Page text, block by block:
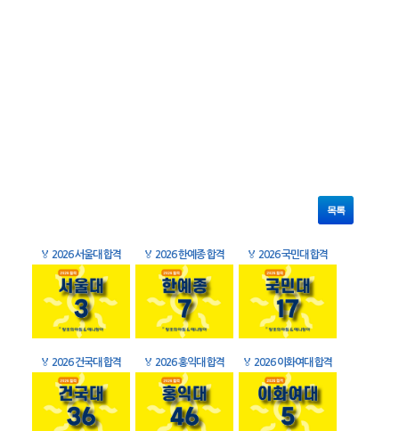
목록
🏅 2026 서울대 합격 🏅 2026 한예종 합격 🏅 2026 국민대 합격
🏅 2026 건국대 합격 🏅 2026 홍익대 합격 🏅 2026 이화여대 합격